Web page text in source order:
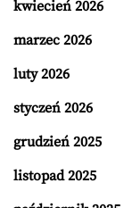
kwiecień 2026
marzec 2026
luty 2026
styczeń 2026
grudzień 2025
listopad 2025